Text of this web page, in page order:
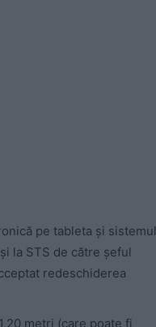
pe tableta și sistemul
la STS de către șeful
redeschiderea
metri (care poate fi